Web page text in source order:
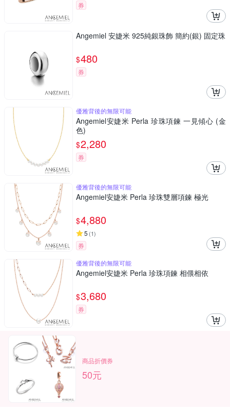
券
Angemiel 安婕米 925純銀珠飾 簡約(銀) 固定珠
$480
券
優雅背後的無限可能
Angemiel安婕米 Perla 珍珠項鍊 一見傾心 (金
色)
$2,280
券
優雅背後的無限可能
Angemiel安婕米 Perla 珍珠雙層項鍊 極光
$4,880
5 (1)
券
優雅背後的無限可能
Angemiel安婕米 Perla 珍珠項鍊 相偎相依
$3,680
券
商品折價券
50元